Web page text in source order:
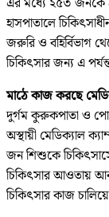
হাসপাতালে
জরুরি ও বহির্বিভাগ
চিকিৎসার জন্য এ
মাঠে কাজ করছে
দুর্গম কুরুকপাতা ও
অস্থায়ী মেডিক্যাল
জন শিশুকে
চিকিৎসার আওতায়
চিকিৎসার কাজ